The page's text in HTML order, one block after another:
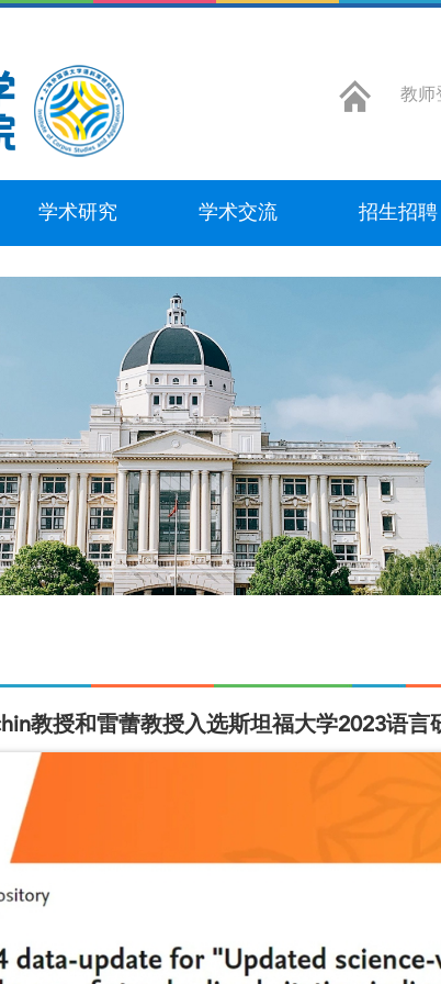
教师
学术研究 学术交流 招生招聘
教授和雷蕾教授入选斯坦福大学2023语言